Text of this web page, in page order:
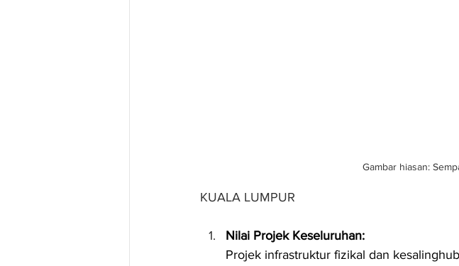
Gambar hiasan:
KUALA LUMPUR
Nilai Projek Keseluruhan:
Projek infrastruktur fizikal dan